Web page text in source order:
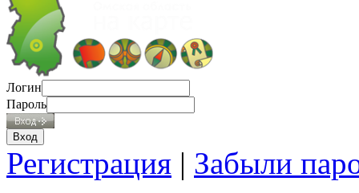
Логин
Пароль
Регистрация | Забыли